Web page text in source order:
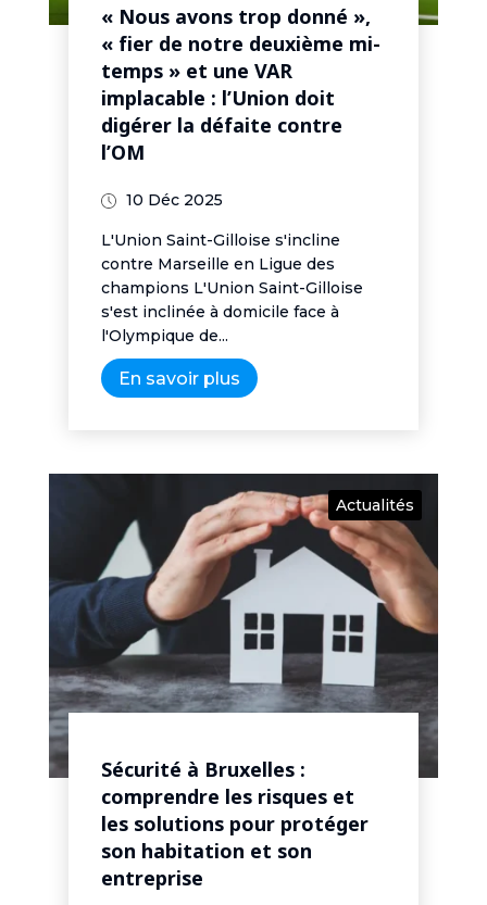
« Nous avons trop donné »,
« fier de notre deuxième mi-
temps » et une VAR
implacable : l’Union doit
digérer la défaite contre
l’OM
10 Déc 2025
L'Union Saint-Gilloise s'incline
contre Marseille en Ligue des
champions L'Union Saint-Gilloise
s'est inclinée à domicile face à
l'Olympique de...
En savoir plus
Actualités
Sécurité à Bruxelles :
comprendre les risques et
les solutions pour protéger
son habitation et son
entreprise